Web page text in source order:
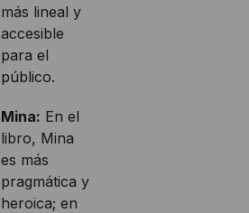
más lineal y
accesible
para el
público.
Mina: En el
libro, Mina
es más
pragmática y
heroica; en